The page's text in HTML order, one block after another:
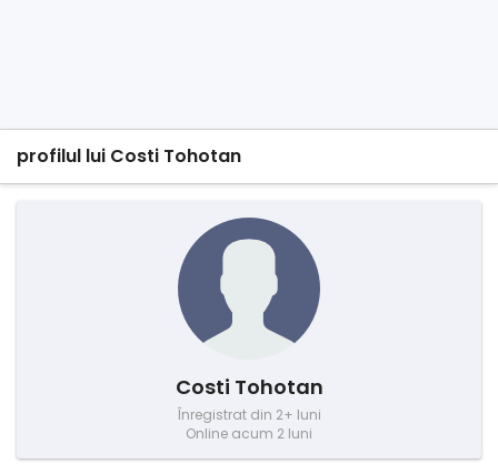
profilul lui Costi Tohotan
Costi Tohotan
Înregistrat din 2+ luni
Online acum 2 luni